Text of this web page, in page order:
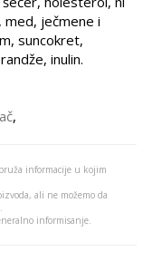
med, ječmene i
suncokret,
inulin.
,
informacije u kojim
ali ne možemo da
informisanje.